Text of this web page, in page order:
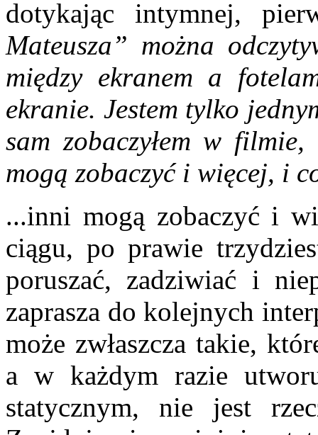
dotykając intymnej,
Mateusza” można
między ekranem a
ekranie. Jestem tylko
sam zobaczyłem w filmie,
mogą zobaczyć i więcej, i
...inni mogą zobaczyć i
ciągu, po prawie
poruszać, zadziwiać i
zaprasza do kolejnych
może zwłaszcza takie,
a w każdym razie
statycznym, nie jest